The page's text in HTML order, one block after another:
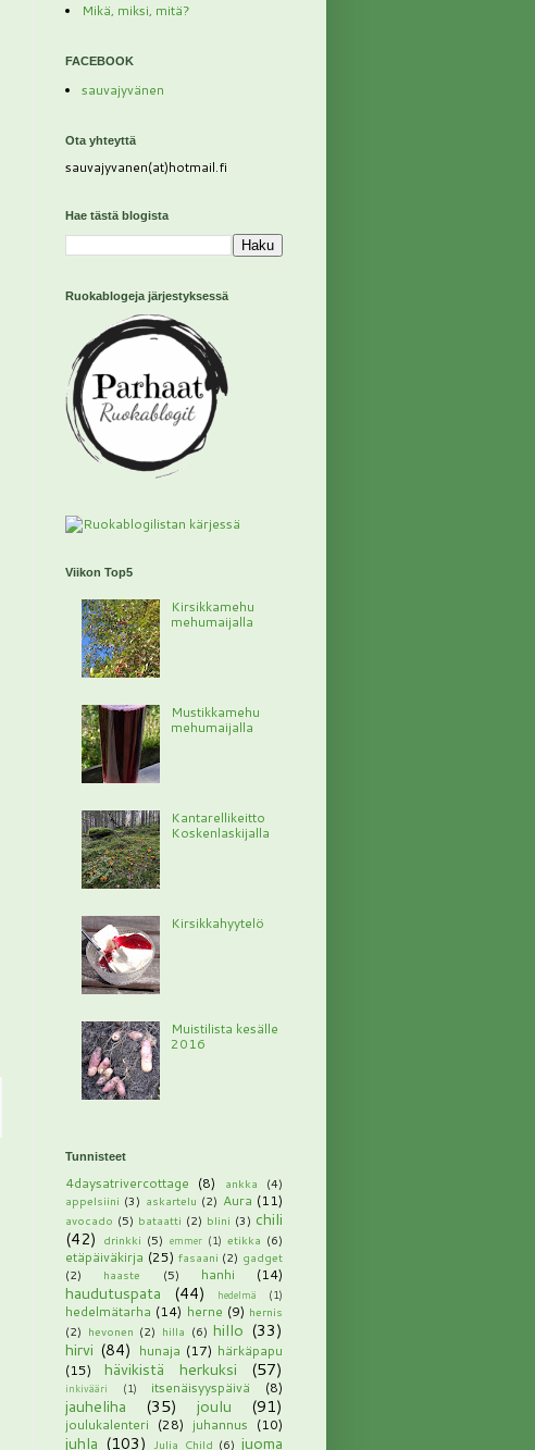
Mikä, miksi, mitä?
FACEBOOK
sauvajyvänen
Ota yhteyttä
sauvajyvanen(at)hotmail.fi
Hae tästä blogista
Ruokablogeja järjestyksessä
Viikon Top5
Kirsikkamehu
mehumaijalla
Mustikkamehu
mehumaijalla
Kantarellikeitto
Koskenlaskijalla
Kirsikkahyytelö
Muistilista kesälle
2016
Tunnisteet
4daysatrivercottage (8) ankka
(4)
appelsiini (3) askartelu (2) Aura (11)
avocado (5) bataatti (2) blini (3) chili
(42) drinkki (5) emmer (1) etikka (6)
etäpäiväkirja (25) fasaani (2) gadget
(2)
haaste (5) hanhi (14)
haudutuspata (44) hedelmä (1)
hedelmätarha (14) herne (9) hernis
(2) hevonen (2) hilla (6) hillo (33)
hirvi (84) hunaja (17) härkäpapu
(15)
hävikistä herkuksi (57)
inkivääri (1) itsenäisyyspäivä (8)
jauheliha (35) joulu (91)
joulukalenteri (28) juhannus (10)
juhla (103) Julia Child (6) juoma